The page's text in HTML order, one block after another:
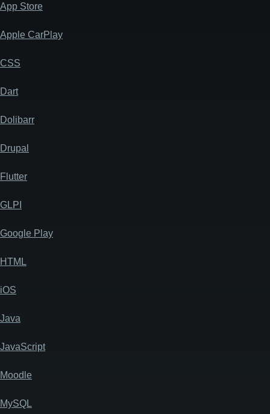
App Store
Apple CarPlay
CSS
Dart
Dolibarr
Drupal
Flutter
GLPI
Google Play
HTML
iOS
Java
JavaScript
Moodle
MySQL